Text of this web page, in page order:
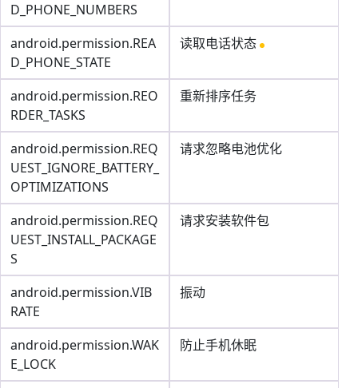
D_PHONE_NUMBERS
android.permission.REA
D_PHONE_STATE
读取电话状态
android.permission.REO
RDER_TASKS
重新排序任务
android.permission.REQ
UEST_IGNORE_BATTERY_
OPTIMIZATIONS
请求忽略电池优化
android.permission.REQ
UEST_INSTALL_PACKAGE
S
请求安装软件包
android.permission.VIB
RATE
振动
android.permission.WAK
E_LOCK
防止手机休眠